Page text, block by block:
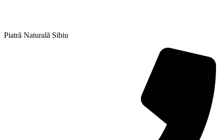
Piatră Naturală Sibiu